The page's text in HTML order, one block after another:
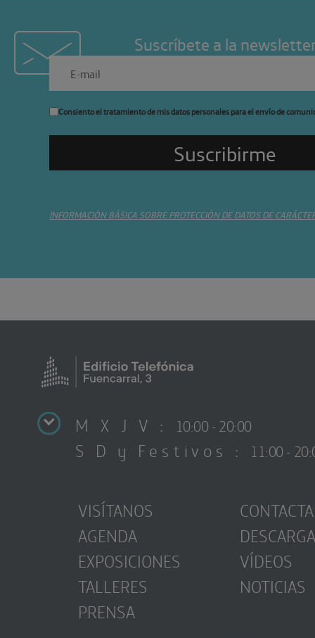
Suscríbete a la
Consiento el tratamiento de mis datos personales para el envío de
INFORMACIÓN BÁSICA SOBRE PROTECCIÓN DE DATOS DE
M X J V : 10:00 - 20:00
S D y Festivos : 11:00 -
VISÍTANOS
AGENDA
EXPOSICIONES
TALLERES
PRENSA
CONTACTA
VÍDEOS
NOTICIAS